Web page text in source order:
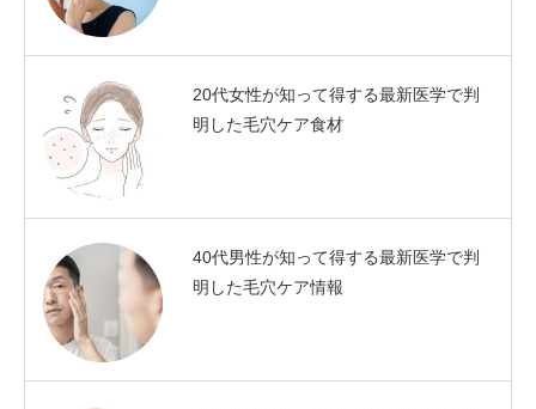
20代女性が知って得する最新医学で判
明した毛穴ケア食材
40代男性が知って得する最新医学で判
明した毛穴ケア情報